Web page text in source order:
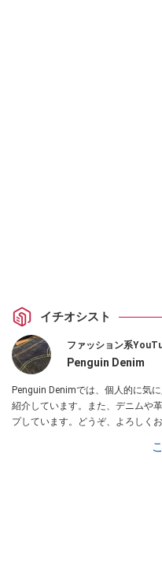
イチオシスト
ファッション系
Penguin Denim
Penguin Denimでは、個人的に気
紹介しています。また、デニムや
プしています。どうぞ、よろしく